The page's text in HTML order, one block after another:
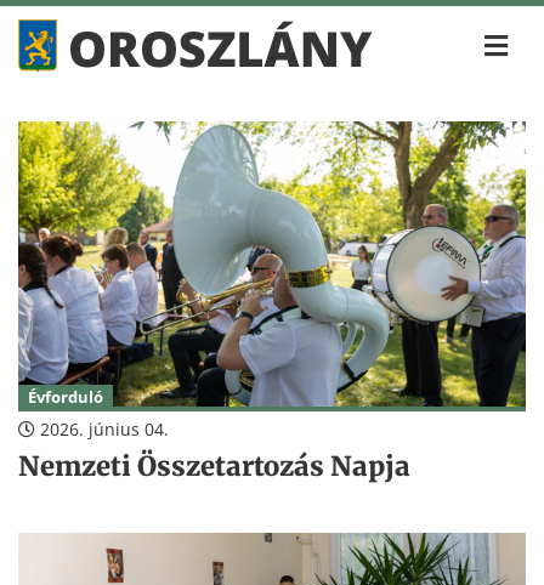
Évforduló
2026. június 04.
Nemzeti Összetartozás Napja